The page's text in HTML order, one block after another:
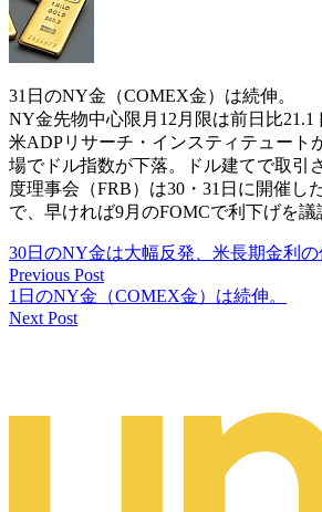
31日のNY金（COMEX金）は続伸。
NY金先物中心限月12月限は前日比21.1
米ADPリサーチ・インスティテュート
場でドル指数が下落。ドル建てで取引
度理事会（FRB）は30・31日に開催し
で、早ければ9月のFOMCで利下げを
30日のNY金は大幅反発、米長期金利
Previous Post
1日のNY金（COMEX金）は続伸。
Next Post